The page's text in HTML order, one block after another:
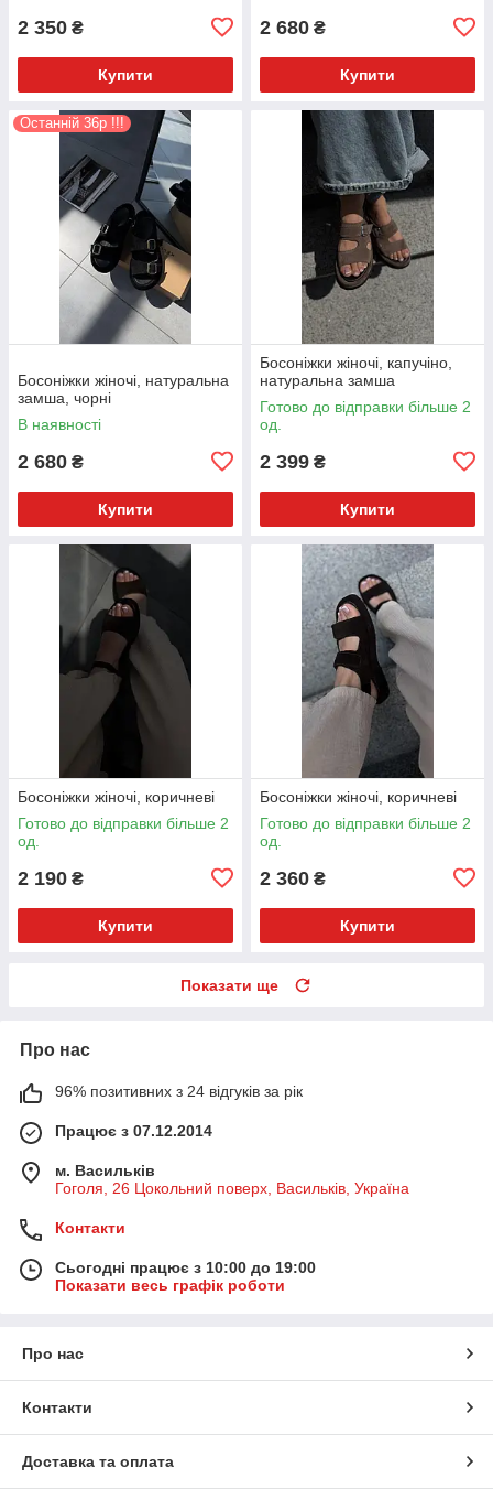
2 350 ₴
Купити
2 680 ₴
Купити
Останній 36р !!!
Босоніжки жіночі, натуральна
замша, чорні
В наявності
2 680 ₴
Купити
Босоніжки жіночі, капучіно,
натуральна замша
Готово до відправки більше 2
од.
2 399 ₴
Купити
Босоніжки жіночі, коричневі
Готово до відправки більше 2
од.
2 190 ₴
Купити
Босоніжки жіночі, коричневі
Готово до відправки більше 2
од.
2 360 ₴
Купити
Показати ще
Про нас
96% позитивних з 24 відгуків за рік
Працює з 07.12.2014
м. Васильків
Гоголя, 26 Цокольний поверх, Васильків, Україна
Контакти
Сьогодні працює з 10:00 до 19:00
Показати весь графік роботи
Про нас
Контакти
Доставка та оплата